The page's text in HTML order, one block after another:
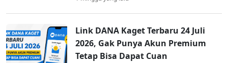
Link DANA Kaget Terbaru 24 Juli
2026, Gak Punya Akun Premium
Tetap Bisa Dapat Cuan